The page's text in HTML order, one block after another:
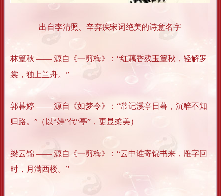
出自李清照、辛弃疾宋词绝美的诗意名字
林簟秋 —— 源自《一剪梅》：“红藕香残玉簟秋，轻解罗
裳，独上兰舟。”
郭暮婷 —— 源自《如梦令》：“常记溪亭日暮，沉醉不知
归路。”（以“婷”代“亭”，更显柔美）
梁云锦 —— 源自《一剪梅》：“云中谁寄锦书来，雁字回
时，月满西楼。”